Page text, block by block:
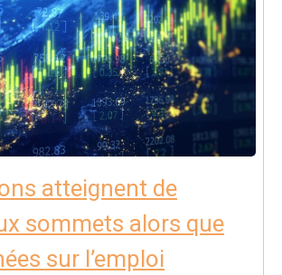
atteignent de
sommets alors que
sur l’emploi